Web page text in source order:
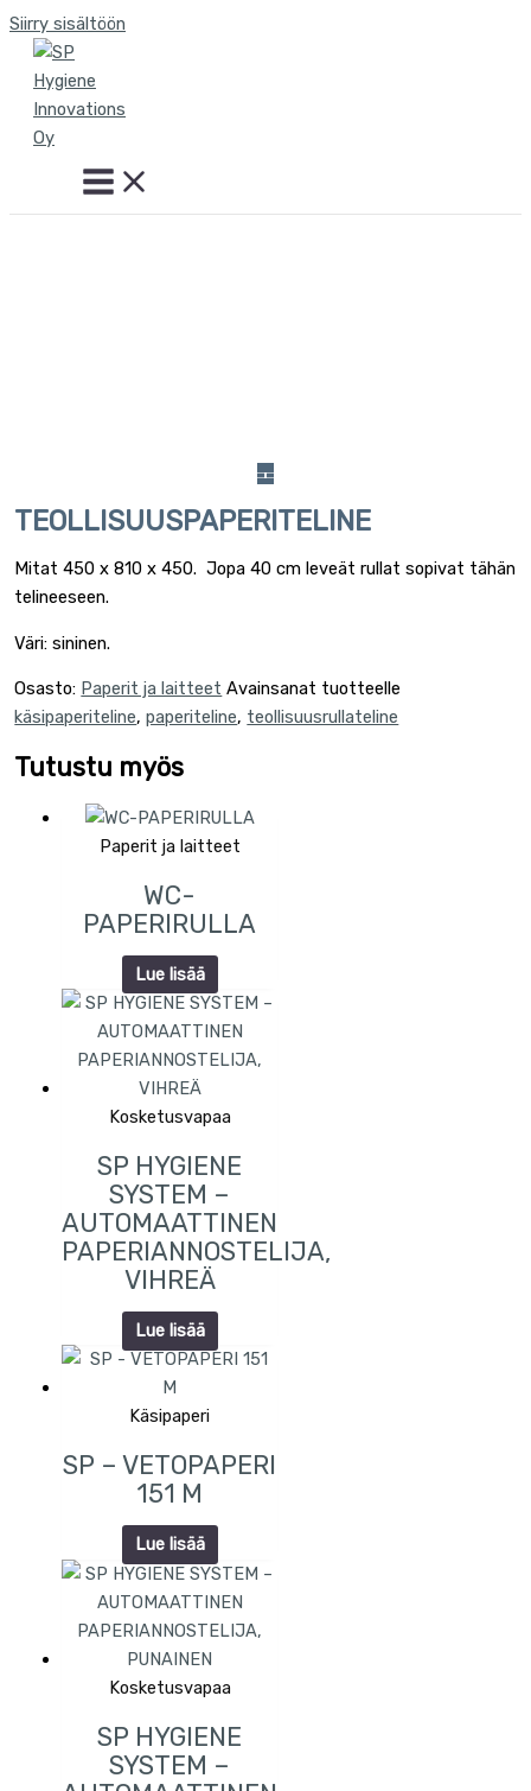
Siirry sisältöön
TEOLLISUUSPAPERITELINE
Mitat 450 x 810 x 450. Jopa 40 cm leveät rullat sopivat tähän
telineeseen.
Väri: sininen.
Osasto: Paperit ja laitteet Avainsanat tuotteelle
käsipaperiteline,paperiteline, teollisuusrullateline
Tutustu myös
Paperit ja laitteet
WC-
PAPERIRULLA
Lue lisää
Kosketusvapaa
SP HYGIENE
SYSTEM –
AUTOMAATTINEN
PAPERIANNOSTELIJA,
VIHREÄ
Lue lisää
Käsipaperi
SP – VETOPAPERI
151 M
Lue lisää
Kosketusvapaa
SP HYGIENE
SYSTEM –